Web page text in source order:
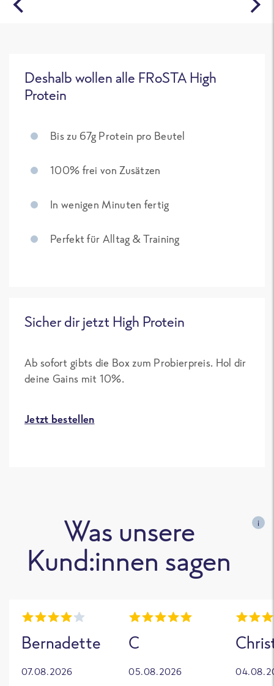
Deshalb wollen alle FRoSTA High
Protein
Bis zu 67g Protein pro Beutel
100% frei von Zusätzen
In wenigen Minuten fertig
Perfekt für Alltag & Training
Sicher dir jetzt High Protein
Ab sofort gibts die Box zum Probierpreis. Hol dir
deine Gains mit 10%.
Jetzt bestellen
Was unsere
Kund:innen sagen
i
Bernadette
07.08.2026
C
05.08.2026